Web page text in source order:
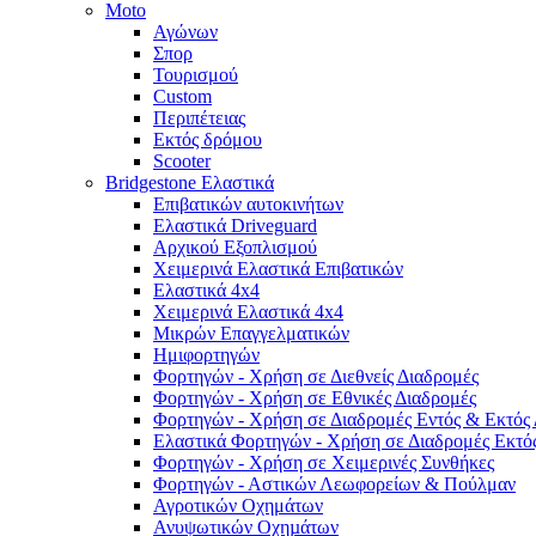
Moto
Αγώνων
Σπορ
Τουρισμού
Custom
Περιπέτειας
Εκτός δρόμου
Scooter
Bridgestone Ελαστικά
Επιβατικών αυτοκινήτων
Ελαστικά Driveguard
Αρχικού Εξοπλισμού
Χειμερινά Ελαστικά Επιβατικών
Ελαστικά 4x4
Χειμερινά Ελαστικά 4x4
Μικρών Επαγγελματικών
Ημιφορτηγών
Φορτηγών - Χρήση σε Διεθνείς Διαδρομές
Φορτηγών - Χρήση σε Εθνικές Διαδρομές
Φορτηγών - Χρήση σε Διαδρομές Εντός &
Ελαστικά Φορτηγών - Χρήση σε Διαδρομές
Φορτηγών - Χρήση σε Χειμερινές Συνθήκες
Φορτηγών - Αστικών Λεωφορείων & Πούλμαν
Αγροτικών Οχημάτων
Ανυψωτικών Οχηµάτων